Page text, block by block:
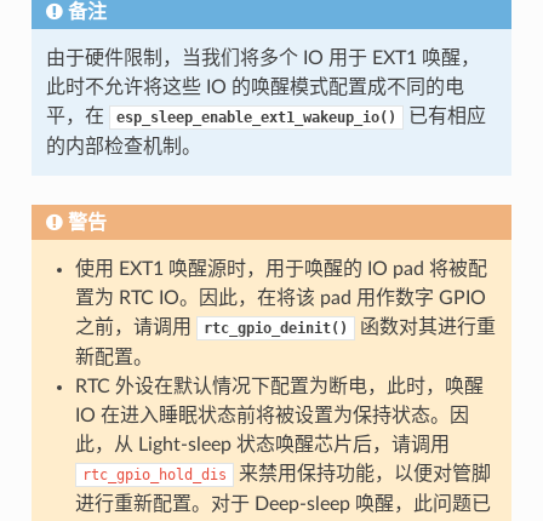
备注
由于硬件限制，当我们将多个 IO 用于 EXT1 唤醒，
此时不允许将这些 IO 的唤醒模式配置成不同的电
平，在
esp_sleep_enable_ext1_wakeup_io()
已有相应
的内部检查机制。
警告
使用 EXT1 唤醒源时，用于唤醒的 IO pad 将被配
置为 RTC IO。因此，在将该 pad 用作数字 GPIO
之前，请调用
rtc_gpio_deinit()
函数对其进行重
新配置。
RTC 外设在默认情况下配置为断电，此时，唤醒
IO 在进入睡眠状态前将被设置为保持状态。因
此，从 Light-sleep 状态唤醒芯片后，请调用
rtc_gpio_hold_dis
来禁用保持功能，以便对管脚
进行重新配置。对于 Deep-sleep 唤醒，此问题已